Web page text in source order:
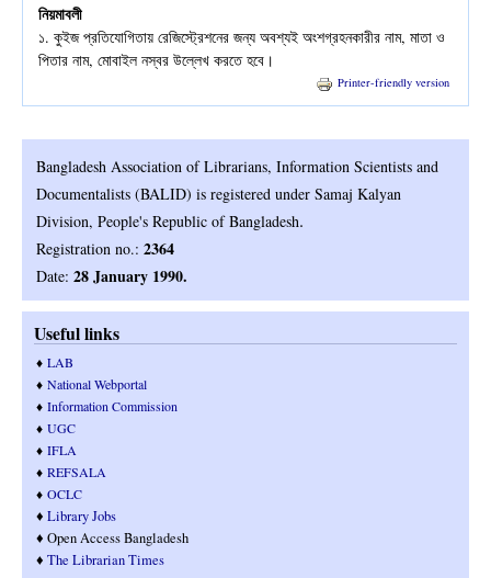
নিয়মাবলী
১. কুইজ প্রতিযোগিতায় রেজিস্ট্রেশনের জন্য অবশ্যই অংশগ্রহনকারীর নাম, মাতা ও
পিতার নাম, মোবাইল নস্বর উল্লেখ করতে হবে।
Printer-friendly version
Bangladesh Association of Librarians, Information Scientists and
Documentalists (BALID) is registered under Samaj Kalyan
Division, People's Republic of Bangladesh.
Registration no.: 2364
Date: 28 January 1990.
Useful links
♦ LAB
♦ National Webportal
♦ Information Commission
♦ UGC
♦ IFLA
♦ REFSALA
♦ OCLC
♦ Library Jobs
♦ Open Access Bangladesh
♦ The Librarian Times